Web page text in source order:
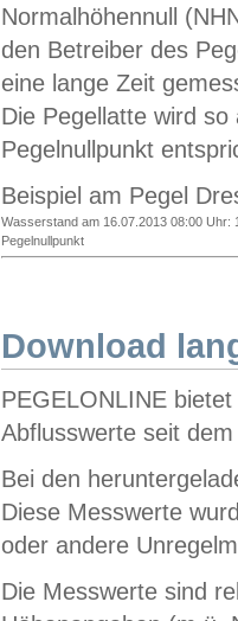
Normalhöhennull
den Betreiber des
eine lange Zeit
Die Pegellatte wird
Pegelnullpunkt
Beispiel am Pegel
Wasserstand am 16.07.2013 08:00 Uhr:
Pegelnullpunkt
Download
PEGELONLINE
Abflusswerte seit
Bei den
Diese Messwerte
oder andere
Die Messwerte sind